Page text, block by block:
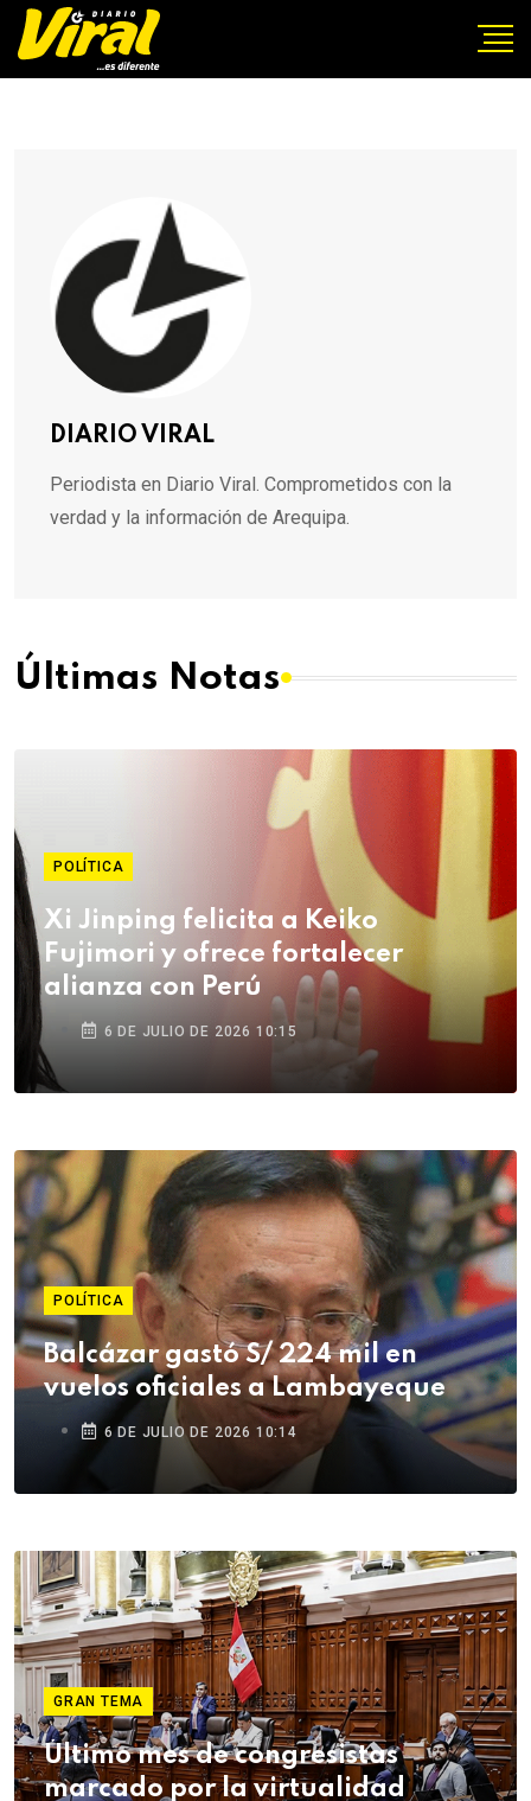
DIARIO VIRAL
Periodista en Diario Viral. Comprometidos con la
verdad y la información de Arequipa.
Últimas Notas
POLÍTICA
Xi Jinping felicita a Keiko
Fujimori y ofrece fortalecer
alianza con Perú
6 DE JULIO DE 2026 10:15
POLÍTICA
Balcázar gastó S/ 224 mil en
vuelos oficiales a Lambayeque
6 DE JULIO DE 2026 10:14
GRAN TEMA
Último mes de congresistas
marcado por la virtualidad